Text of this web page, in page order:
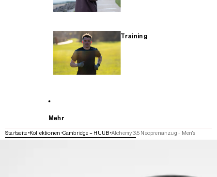
Training
Mehr
Startseite Kollektionen Cambridge – HUUB Alchemy 3:5 Neoprenanzug - Men's
WEITER ZU DEN PRODUKTINFORMATIONEN